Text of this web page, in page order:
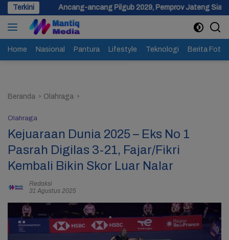
Langsung
ke
konten
Terkini
ancang Pilgub 2029, Pemprov Jateng Siapkan Dana Cadangan
Home Nasional Pantura Lifestyle Teknologi Berita Foto
Beranda Olahraga
Olahraga
Kejuaraan Dunia 2025 – Eks No 1
Pasrah Digilas 3-21, Fajar/Fikri
Kembali Bikin Skor Luar Nalar
Redaksi
31 Agustus 2025